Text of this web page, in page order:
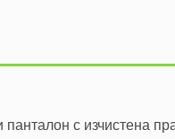
с изчистена